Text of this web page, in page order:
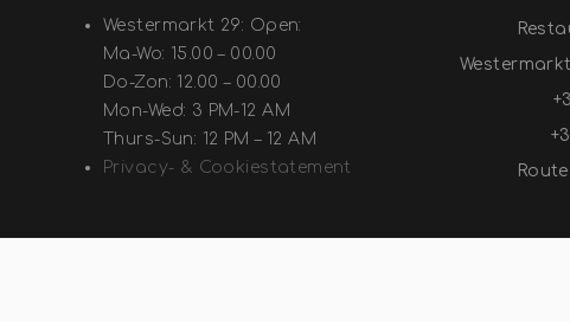
Westermarkt 29: Open:
Ma-Wo: 15.00 – 00.00
Do-Zon: 12.00 – 00.00
Mon-Wed: 3 PM-12 AM
Thurs-Sun: 12 PM – 12 AM
Privacy- & Cookiestatement